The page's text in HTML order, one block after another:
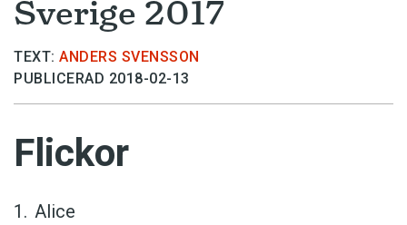
Sverige 2017
TEXT: ANDERS SVENSSON
PUBLICERAD 2018-02-13
Flickor
Alice